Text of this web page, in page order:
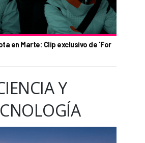
en Marte: Clip exclusivo de 'For
Y